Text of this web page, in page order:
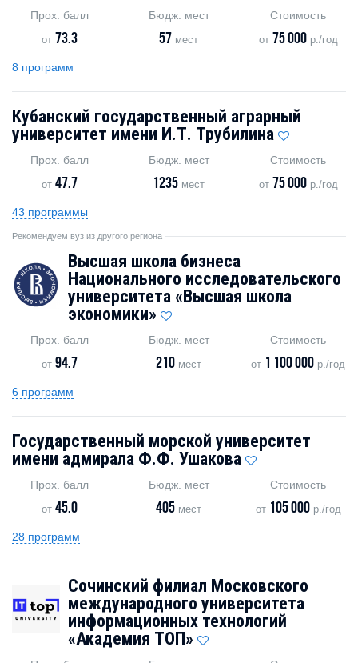
Прох. балл
от 73.3
Бюдж. мест
57 мест
Стоимость
от 75 000р./год
8 программ
Кубанский государственный аграрный
университет имени И.Т. Трубилина
Прох. балл
от47.7
Бюдж. мест
1235 мест
Стоимость
от 75 000р./год
43 программы
Рекомендуем вуз из другого региона
Высшая школа бизнеса
Национального исследовательского
университета «Высшая школа
экономики»
Прох. балл
от94.7
Бюдж. мест
210 мест
Стоимость
от 1 100 000 р./год
6 программ
Государственный морской университет
имени адмирала Ф.Ф. Ушакова
Прох. балл
от45.0
Бюдж. мест
405 мест
Стоимость
от 105 000р./год
28 программ
Сочинский филиал Московского
международного университета
информационных технологий
«Академия TOП»